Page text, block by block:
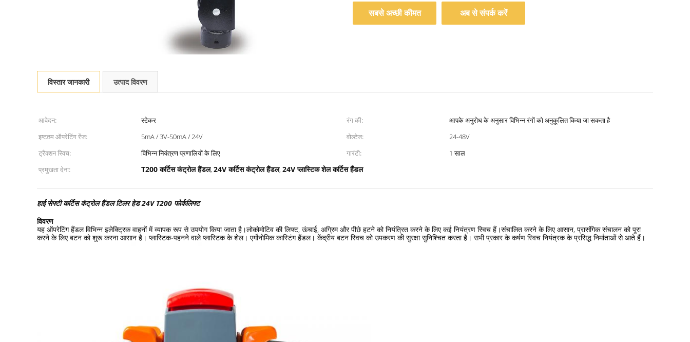
सबसे अच्छी कीमत अब से संपर्क करें
विस्तार जानकारी उत्पाद विवरण
आवेदन: स्टेकर रंग की:
आपके अनुरोध के अनुसार विभिन्न रंगों को अनुकूलित किया जा सकता है
इष्टतम ऑपरेटिंग रेंज:
5mA / 3V-50mA / 24V वोल्टेज:
24-48V
ट्रैक्शन स्विच:
विभिन्न नियंत्रण प्रणालियों के लिए गारंटी:
1 साल
प्रमुखता देना:
T200 कर्टिस कंट्रोल हैंडल, 24V कर्टिस कंट्रोल हैंडल, 24V प्लास्टिक शेल कर्टिस हैंडल
हाई सेफ्टी कर्टिस कंट्रोल हैंडल टिलर हेड 24V T200 फोर्कलिफ्ट
विवरण
यह ऑपरेटिंग हैंडल विभिन्न इलेक्ट्रिक वाहनों में व्यापक रूप से उपयोग किया जाता है।लोकोमोटिव की लिफ्ट, ऊंचाई, अग्रिम और पीछे हटने को नियंत्रित करने के लिए कई नियंत्रण स्विच हैं।संचालित करने के लिए आसान, प्रासंगिक संचालन को पूरा
करने के लिए बटन को शुरू करना आसान है। प्लास्टिक-पहनने वाले प्लास्टिक के शेल। एर्गोनोमिक कास्टिंग हैंडल। केंद्रीय बटन स्विच को उपकरण की सुरक्षा सुनिश्चित करता है। सभी प्रकार के कर्षण स्विच नियंत्रक के प्रसिद्ध निर्माताओं से आते हैं।